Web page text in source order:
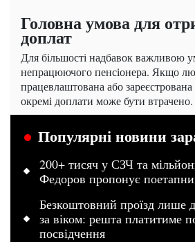
Головна умова для
доплат
Для більшості надбавок важливою
непрацюючого пенсіонера. Якщо
працевлаштована або
окремі доплати може бути втрачено.
Популярні новини
200+ тисяч у СЗЧ та
Федоров пропонує
Безкоштовний проїзд лише
за віком: решта платитиме
посвідчення